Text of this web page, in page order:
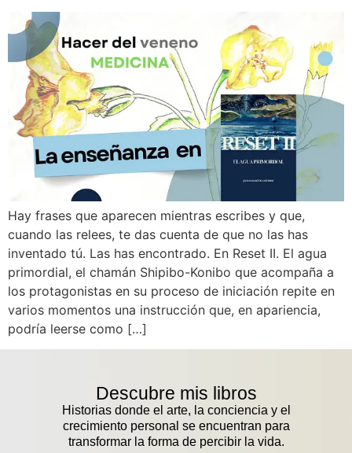
Hay frases que aparecen mientras escribes y que,
cuando las relees, te das cuenta de que no las has
inventado tú. Las has encontrado. En Reset II. El agua
primordial, el chamán Shipibo-Konibo que acompaña a
los protagonistas en su proceso de iniciación repite en
varios momentos una instrucción que, en apariencia,
podría leerse como […]
Descubre mis libros
Historias donde el arte, la conciencia y el
crecimiento personal se encuentran para
transformar la forma de percibir la vida.